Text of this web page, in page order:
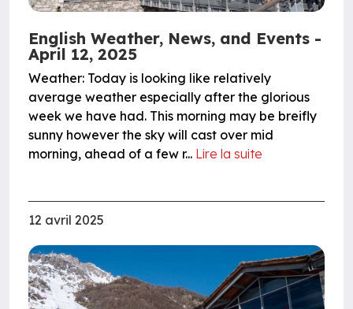
English Weather, News, and Events -
April 12, 2025
Weather: Today is looking like relatively
average weather especially after the glorious
week we have had. This morning may be breifly
sunny however the sky will cast over mid
morning, ahead of a few r... Lire la suite
12 avril 2025